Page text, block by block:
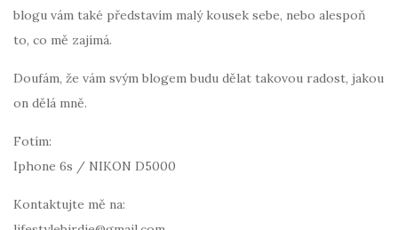
blogu vám také představím malý kousek sebe, nebo alespoň
to, co mě zajímá.
Doufám, že vám svým blogem budu dělat takovou radost, jakou
on dělá mně.
Fotím:
Iphone 6s / NIKON D5000
Kontaktujte mě na: